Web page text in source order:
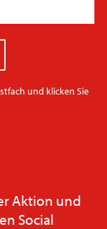
und klicken Sie
Aktion und
Social